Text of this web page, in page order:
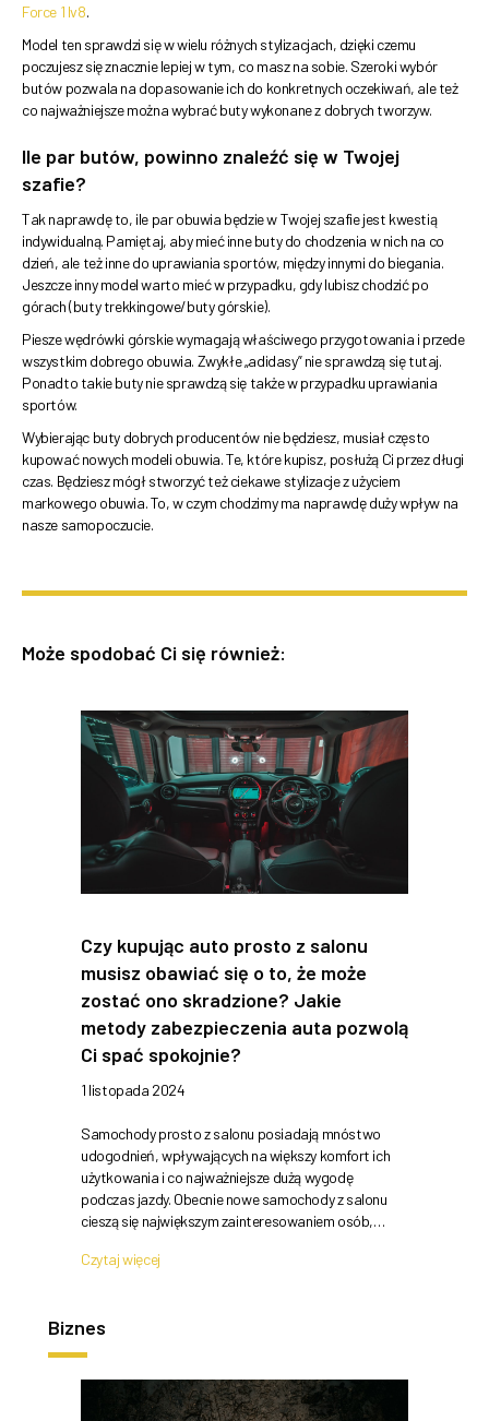
Force 1 lv8.
Model ten sprawdzi się w wielu różnych stylizacjach, dzięki czemu
poczujesz się znacznie lepiej w tym, co masz na sobie. Szeroki wybór
butów pozwala na dopasowanie ich do konkretnych oczekiwań, ale też
co najważniejsze można wybrać buty wykonane z dobrych tworzyw.
Ile par butów, powinno znaleźć się w Twojej
szafie?
Tak naprawdę to, ile par obuwia będzie w Twojej szafie jest kwestią
indywidualną. Pamiętaj, aby mieć inne buty do chodzenia w nich na co
dzień, ale też inne do uprawiania sportów, między innymi do biegania.
Jeszcze inny model warto mieć w przypadku, gdy lubisz chodzić po
górach (buty trekkingowe/buty górskie).
Piesze wędrówki górskie wymagają właściwego przygotowania i przede
wszystkim dobrego obuwia. Zwykłe „adidasy” nie sprawdzą się tutaj.
Ponadto takie buty nie sprawdzą się także w przypadku uprawiania
sportów.
Wybierając buty dobrych producentów nie będziesz, musiał często
kupować nowych modeli obuwia. Te, które kupisz, posłużą Ci przez długi
czas. Będziesz mógł stworzyć też ciekawe stylizacje z użyciem
markowego obuwia. To, w czym chodzimy ma naprawdę duży wpływ na
nasze samopoczucie.
Może spodobać Ci się również:
Czy kupując auto prosto z salonu
musisz obawiać się o to, że może
zostać ono skradzione? Jakie
metody zabezpieczenia auta pozwolą
Ci spać spokojnie?
1 listopada 2024
Samochody prosto z salonu posiadają mnóstwo
udogodnień, wpływających na większy komfort ich
użytkowania i co najważniejsze dużą wygodę
podczas jazdy. Obecnie nowe samochody z salonu
cieszą się największym zainteresowaniem osób,…
Czytaj więcej
Biznes